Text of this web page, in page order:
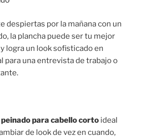
despiertas por la mañana con un
la plancha puede ser tu mejor
logra un look sofisticado en
para una entrevista de trabajo o
peinado para cabello corto ideal
de look de vez en cuando,